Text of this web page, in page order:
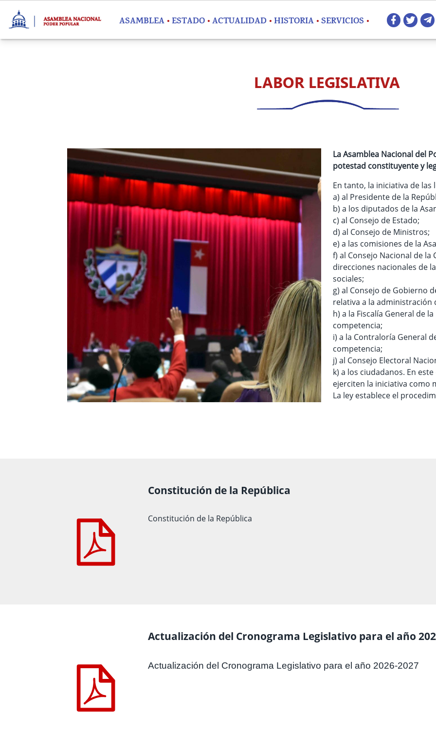
ASAMBLEA ESTADO ACTUALIDAD HISTORIA SERVICIOS
LABOR LEGISLATIVA
La Asamblea Nacional del
potestad constituyente y
En tanto, la iniciativa de las
a) al Presidente de la
b) a los diputados de la
c) al Consejo de Estado;
d) al Consejo de Ministros;
e) a las comisiones de la
f) al Consejo Nacional de la
direcciones nacionales de
sociales;
g) al Consejo de Gobierno
relativa a la administración
h) a la Fiscalía General de
competencia;
i) a la Contraloría General
competencia;
j) al Consejo Electoral
k) a los ciudadanos. En
ejerciten la iniciativa como
La ley establece el
Constitución de la República
Constitución de la República
Actualización del Cronograma Legislativo para el año
Actualización del Cronograma Legislativo para el año 2026-2027